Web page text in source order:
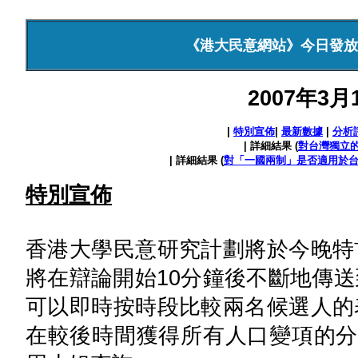
《港大民意網站》今日發
2007年3月
特別宣佈| 最新數據
分析
| 詳細結果 (對台灣獨立
| 詳細結果 (對「一國兩制」是否適用於
特別宣佈
香港大學民意研究計劃將於今晚
將在辯論開始10分鐘後不斷地傳
可以即時按時段比較兩名候選人
在較後時間獲得所有人口變項的